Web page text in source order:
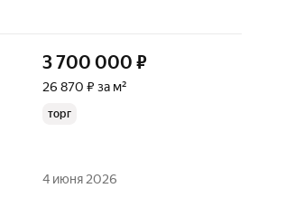
3 700 000 ₽
26 870 ₽ за м²
торг
4 июня 2026